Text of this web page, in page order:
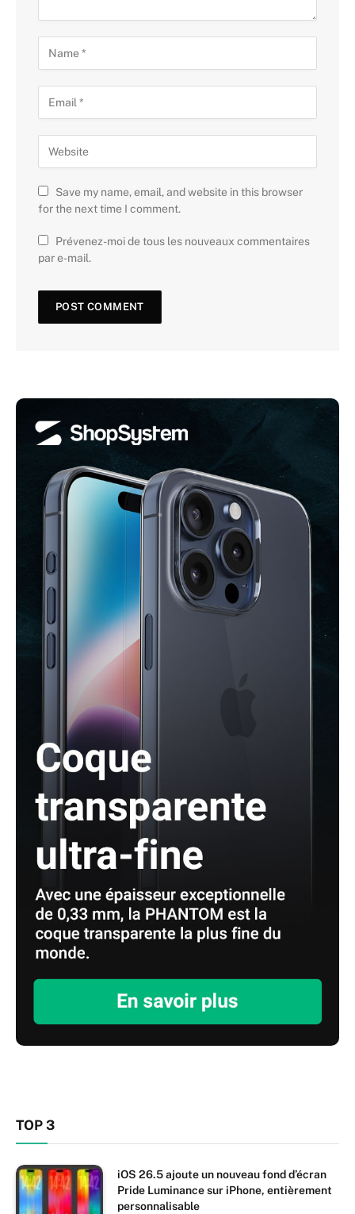
Save my name, email, and website in this browser
for the next time I comment.
Prévenez-moi de tous les nouveaux commentaires
par e-mail.
TOP 3
iOS 26.5 ajoute un nouveau fond d’écran
Pride Luminance sur iPhone, entièrement
personnalisable